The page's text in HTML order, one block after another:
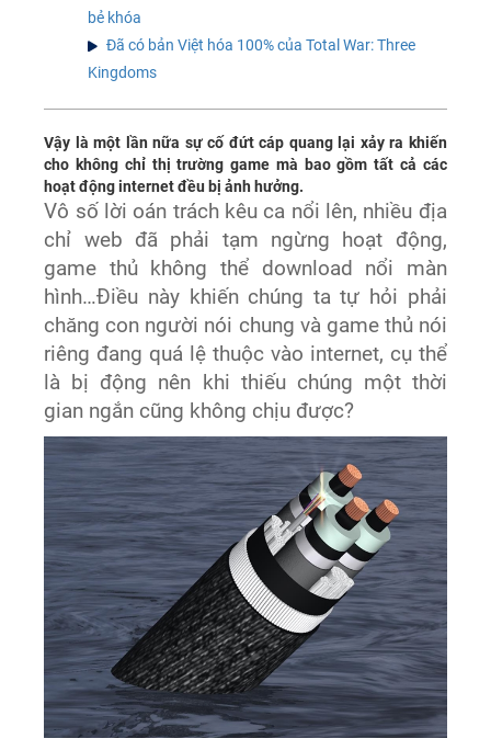
bẻ khóa
Đã có bản Việt hóa 100% của Total War: Three
Kingdoms
Vậy là một lần nữa sự cố đứt cáp quang lại xảy ra khiến
cho không chỉ thị trường game mà bao gồm tất cả các
hoạt động internet đều bị ảnh hưởng.
Vô số lời oán trách kêu ca nổi lên, nhiều địa
chỉ web đã phải tạm ngừng hoạt động,
game thủ không thể download nổi màn
hình…Điều này khiến chúng ta tự hỏi phải
chăng con người nói chung và game thủ nói
riêng đang quá lệ thuộc vào internet, cụ thể
là bị động nên khi thiếu chúng một thời
gian ngắn cũng không chịu được?